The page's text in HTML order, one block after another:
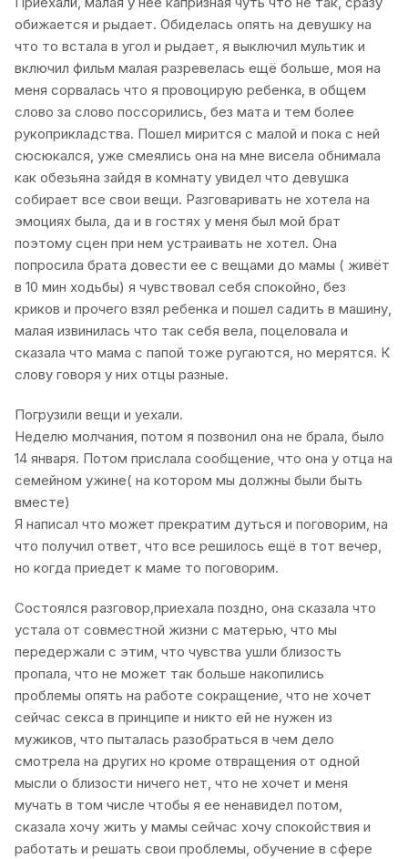
обижается и рыдает. Обиделась опять на девушку на
что то встала в угол и рыдает, я выключил мультик и
включил фильм малая разревелась ещё больше, моя на
меня сорвалась что я провоцирую ребенка, в общем
слово за слово поссорились, без мата и тем более
рукоприкладства. Пошел мирится с малой и пока с ней
сюсюкался, уже смеялись она на мне висела обнимала
как обезьяна зайдя в комнату увидел что девушка
собирает все свои вещи. Разговаривать не хотела на
эмоциях была, да и в гостях у меня был мой брат
поэтому сцен при нем устраивать не хотел. Она
попросила брата довести ее с вещами до мамы ( живёт
в 10 мин ходьбы) я чувствовал себя спокойно, без
криков и прочего взял ребенка и пошел садить в машину,
малая извинилась что так себя вела, поцеловала и
сказала что мама с папой тоже ругаются, но мерятся. К
слову говоря у них отцы разные.
Погрузили вещи и уехали.
Неделю молчания, потом я позвонил она не брала, было
14 января. Потом прислала сообщение, что она у отца на
семейном ужине( на котором мы должны были быть
вместе)
Я написал что может прекратим дуться и поговорим, на
что получил ответ, что все решилось ещё в тот вечер,
но когда приедет к маме то поговорим.
Состоялся разговор,приехала поздно, она сказала что
устала от совместной жизни с матерью, что мы
передержали с этим, что чувства ушли близость
пропала, что не может так больше накопились
проблемы опять на работе сокращение, что не хочет
сейчас секса в принципе и никто ей не нужен из
мужиков, что пыталась разобраться в чем дело
смотрела на других но кроме отвращения от одной
мысли о близости ничего нет, что не хочет и меня
мучать в том числе чтобы я ее ненавидел потом,
сказала хочу жить у мамы сейчас хочу спокойствия и
работать и решать свои проблемы, обучение в сфере